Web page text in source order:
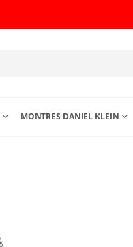
MONTRES DANIEL KLEIN